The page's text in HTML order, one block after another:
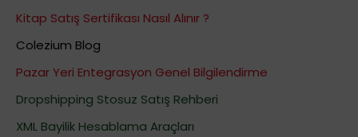
Kitap Satış Sertifikası Nasıl Alınır ?
Colezium Blog
Pazar Yeri Entegrasyon Genel Bilgilendirme
Dropshipping Stosuz Satış Rehberi
XML Bayilik Hesablama Araçları